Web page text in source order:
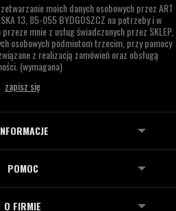
moich danych osobowych przezART
13,85-055 BYDGOSZCZ na potrzeby i w
mnie z usług świadczonych przez SKLEP,
osobowych podmiotom trzecim, przy pomocy
z realizacją zamówień oraz obsługą
(wymagana)
POMOC
O FIRMIE